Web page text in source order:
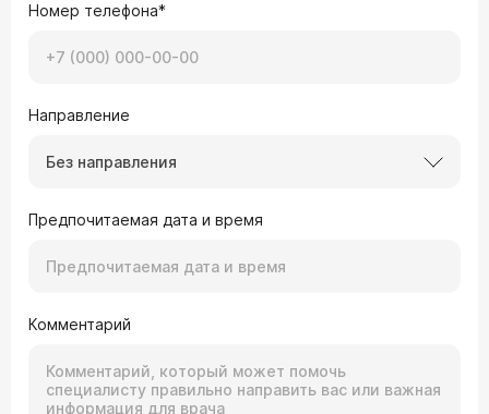
Номер телефона*
Направление
Без направления
Предпочитаемая дата и время
Комментарий